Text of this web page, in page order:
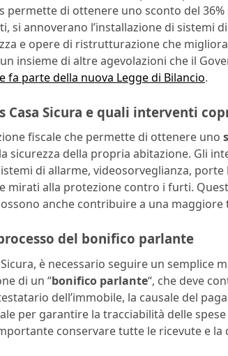
permette di ottenere uno sconto del
si annoverano l’installazione di sistemi
e opere di ristrutturazione che
insieme di altre agevolazioni che il
fa parte della nuova Legge di Bilancio.
Casa Sicura e quali interventi
fiscale che permette di ottenere uno
sicurezza della propria abitazione. Gli
di allarme, videosorveglianza,
mirati alla protezione contro i furti.
anche contribuire a una
del bonifico parlante
è necessario seguire un semplice
di un “bonifico parlante“, che deve
dell’immobile, la causale del
per garantire la tracciabilità delle
conservare tutte le ricevute e